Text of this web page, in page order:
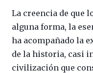
La creencia de que
alguna forma, la
ha acompañado la
de la historia, casi
civilización que